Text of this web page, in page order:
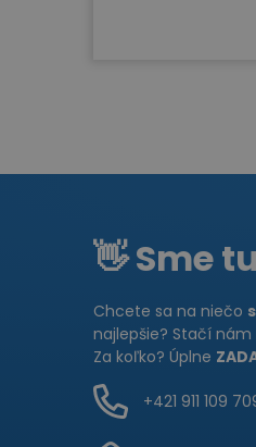
👋 Sme
Chcete sa na niečo
najlepšie? Stačí
Za koľko? Úplne
+421 911 109